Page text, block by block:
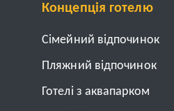
Концепція готелю
Cімейний відпочинок
Пляжний відпочинок
Готелі з аквапарком